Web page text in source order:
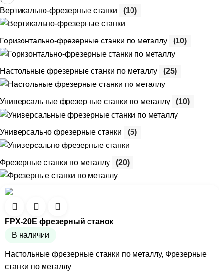
Вертикально-фрезерные станки (10)
Горизонтально-фрезерные станки по металлу (10)
Настольные фрезерные станки по металлу (25)
Универсальные фрезерные станки по металлу (10)
Универсально фрезерные станки (5)
Фрезерные станки по металлу (20)
FPX-20E фрезерный станок
В наличии
Настольные фрезерные станки по металлу, Фрезерные
станки по металлу